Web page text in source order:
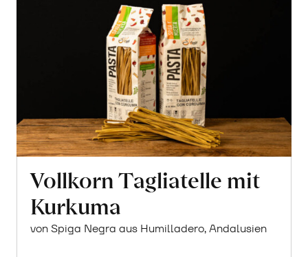
Vollkorn Tagliatelle mit
Kurkuma
von Spiga Negra aus Humilladero, Andalusien